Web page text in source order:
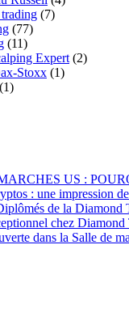
(7)
(77)
(11)
Expert (2)
Stoxx (1)
(1)
US :
: une impression
de la Diamond
chez
dans la Salle de